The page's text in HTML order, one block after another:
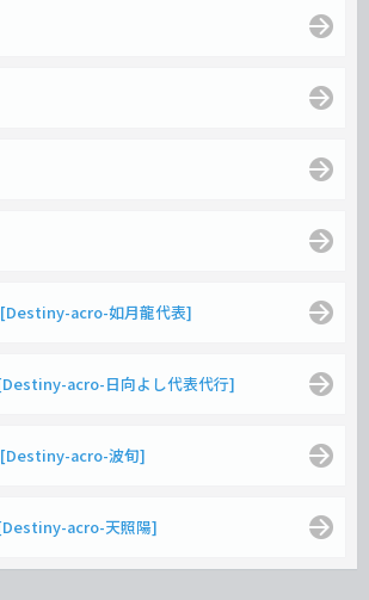
acro-如月龍代表]
acro-日向よし代表代行]
acro-波旬]
acro-天照陽]